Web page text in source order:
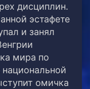
дисциплин.
эстафете
и занял
мира по
национальной
омичка